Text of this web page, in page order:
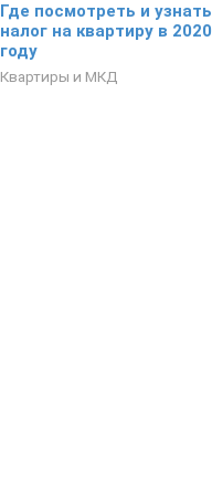
Где посмотреть и узнать
налог на квартиру в 2020
году
Квартиры и МКД